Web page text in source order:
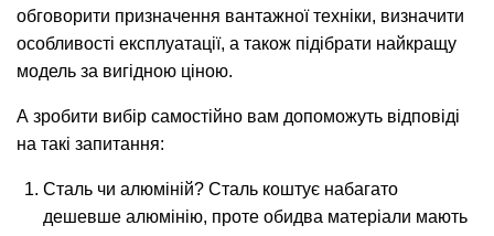
обговорити призначення вантажної техніки, визначити
особливості експлуатації, а також підібрати найкращу
модель за вигідною ціною.
А зробити вибір самостійно вам допоможуть відповіді
на такі запитання:
Сталь чи алюміній? Сталь коштує набагато
дешевше алюмінію, проте обидва матеріали мають